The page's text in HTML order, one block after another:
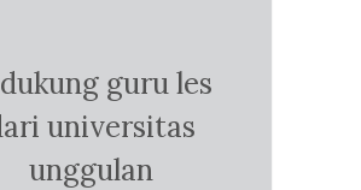
guru les
universitas
unggulan